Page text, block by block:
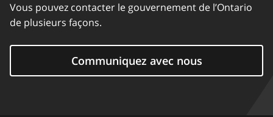
Vous pouvez contacter le gouvernement de l’Ontario
de plusieurs façons.
Communiquez avec nous